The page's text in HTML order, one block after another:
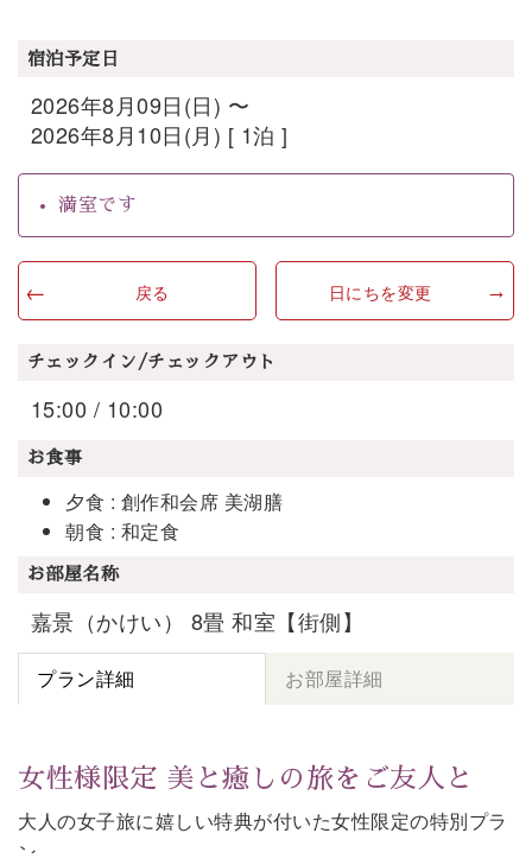
宿泊予定日
2026年8月09日(日) 〜
2026年8月10日(月) [ 1泊 ]
満室です
戻る 日にちを変更
チェックイン/チェックアウト
15:00 / 10:00
お食事
夕食 : 創作和会席 美湖膳
朝食 : 和定食
お部屋名称
嘉景（かけい） 8畳 和室【街側】
プラン詳細 お部屋詳細
女性様限定 美と癒しの旅をご友人と
大人の女子旅に嬉しい特典が付いた女性限定の特別プラ
ン。